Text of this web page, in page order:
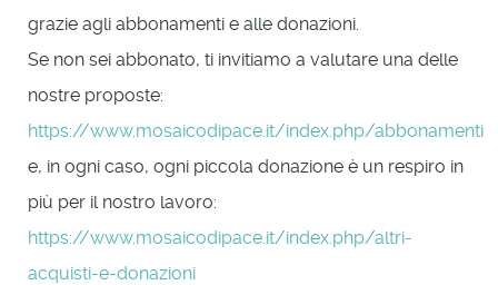
grazie agli abbonamenti e alle donazioni.
Se non sei abbonato, ti invitiamo a valutare una delle
nostre proposte:
https://www.mosaicodipace.it/index.php/abbonamenti
e, in ogni caso, ogni piccola donazione è un respiro in
più per il nostro lavoro:
https://www.mosaicodipace.it/index.php/altri-
acquisti-e-donazioni